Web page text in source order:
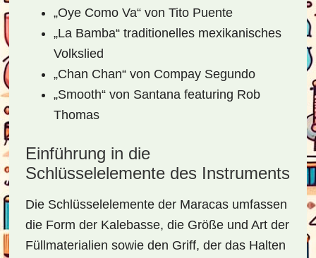
„Oye Como Va“ von Tito Puente
„La Bamba“ traditionelles mexikanisches
Volkslied
„Chan Chan“ von Compay Segundo
„Smooth“ von Santana featuring Rob
Thomas
Einführung in die
Schlüsselelemente des Instruments
Die Schlüsselelemente der Maracas umfassen
die Form der Kalebasse, die Größe und Art der
Füllmaterialien sowie den Griff, der das Halten